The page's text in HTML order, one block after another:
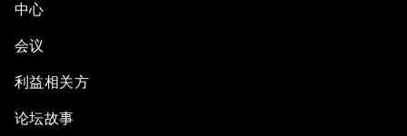
中心
会议
利益相关方
论坛故事